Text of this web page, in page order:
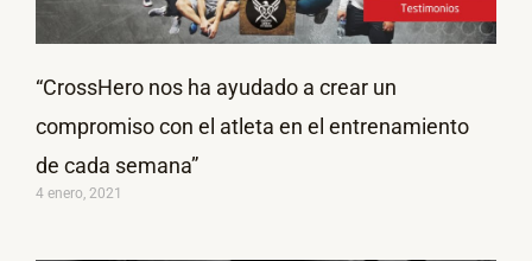
“CrossHero nos ha ayudado a crear un
compromiso con el atleta en el entrenamiento
de cada semana”
4 enero, 2021